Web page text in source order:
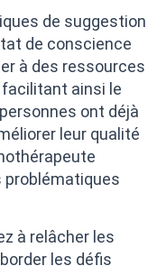
de suggestion
de conscience
à des ressources
ainsi le
ont déjà
leur qualité
problématiques
à relâcher les
les défis